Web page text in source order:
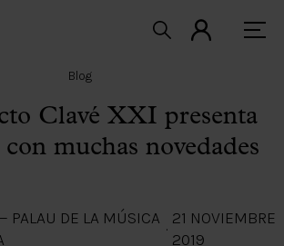
Blog
Clavé XXI presenta
muchas novedades
PALAU DE LA MÚSICA
·
21 NOVIEMBRE
2019